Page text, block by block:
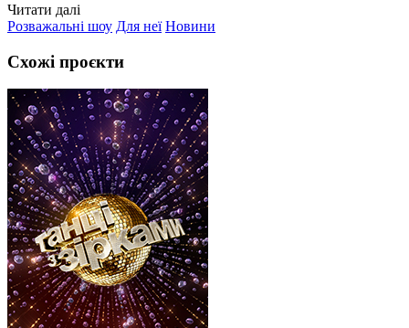
Читати далі
Розважальні шоу Для неї Новини
Схожі проєкти